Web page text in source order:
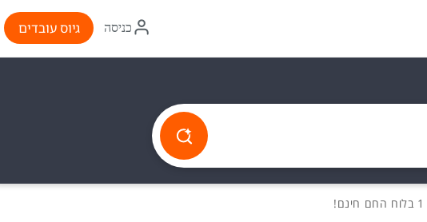
איקון
התחברות
כניסה גיוס עובדים